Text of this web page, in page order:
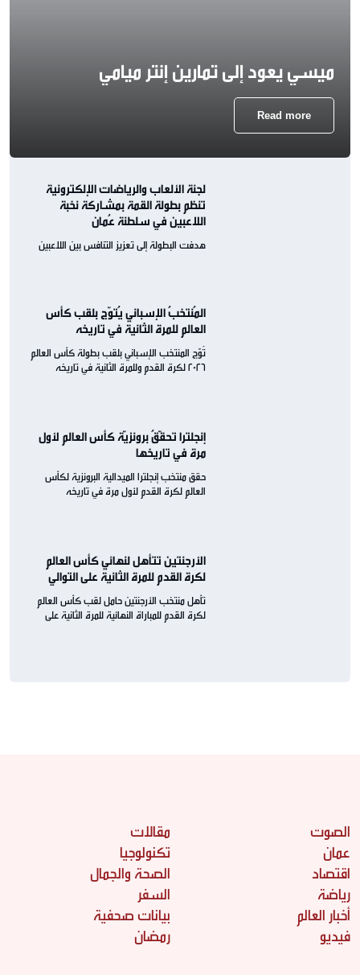
ميسي يعود إلى تمارين إنتر ميامي
Read more
لجنة الألعاب والرياضات الإلكترونية
تنظم بطولة القمة بمشاركة نخبة
اللاعبين في سلطنة عُمان
هدفت البطولة إلى تعزيز التنافس بين اللاعبين
المُنتخبُ الإسباني يُتوّج بلقب كأس
العالم للمرة الثانية في تاريخه
تُوّج المنتخب الإسباني بلقب بطولة كأس العالم
2026 لكرة القدم وللمرة الثانية في تاريخه
إنجلترا تحقّقُ برونزيّة كأس العالم لأول
مرة في تاريخها
حقق منتخب إنجلترا الميدالية البرونزية لكأس
العالم لكرة القدم لأول مرة في تاريخه
الأرجنتين تتأهل لنهائي كأس العالم
لكرة القدم للمرة الثانية على التوالي
تأهل منتخب الأرجنتين حامل لقب كأس العالم
لكرة القدم للمباراة النهائية للمرة الثانية على
الصوت
عمان
اقتصاد
رياضة
أخبار العالم
فيديو
مقالات
تكنولوجيا
الصحة والجمال
السفر
بيانات صحفية
رمضان